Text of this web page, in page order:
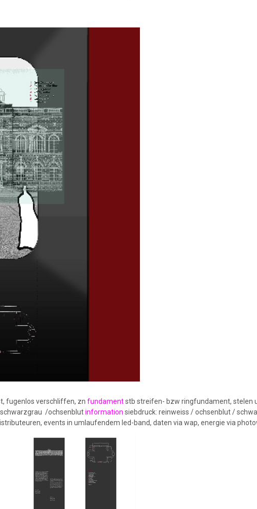
fugenlos verschliffen, znfundamentstb streifen- bzw ringfundament, stelen
/ochsenblutinformation siebdruck: reinweiss / ochsenblut /
events in umlaufendem led-band, daten via wap, energie via